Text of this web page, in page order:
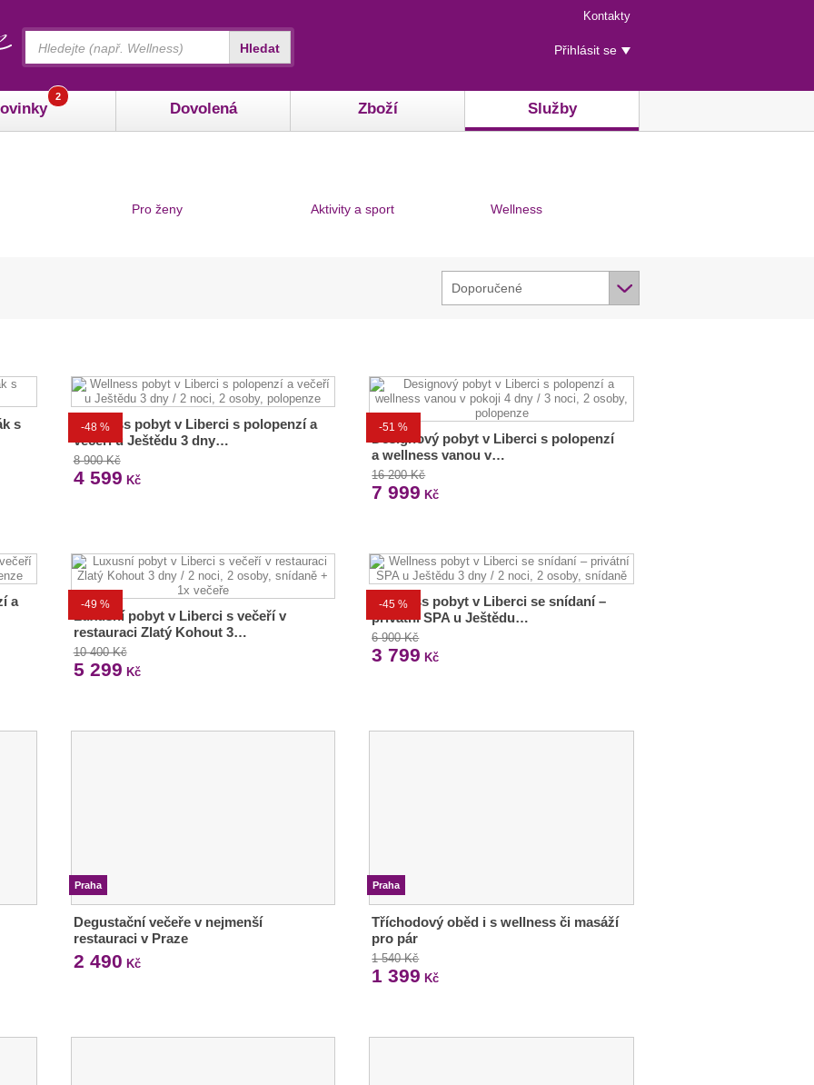
Menu
rychlého
přístupu
Kontakty
Uživatelské
menu
Přihlásit se
2
Dovolená Zboží Služby
Hledat
Pro ženy Aktivity a sport Wellness
Doporučené
s -48 %
Wellness pobyt v Liberci s polopenzí a
večeří u Ještědu 3 dny…
8 900 Kč
4 599 Kč
-51 %
Designový pobyt v Liberci s polopenzí
a wellness vanou v…
16 200 Kč
7 999 Kč
a -49 %
Luxusní pobyt v Liberci s večeří v
restauraci Zlatý Kohout 3…
10 400 Kč
5 299 Kč
-45 %
Wellness pobyt v Liberci se snídaní –
privátní SPA u Ještědu…
6 900 Kč
3 799 Kč
Praha
Degustační večeře v nejmenší
restauraci v Praze
2 490 Kč
Praha
Tříchodový oběd i s wellness či masáží
pro pár
1 540 Kč
1 399 Kč